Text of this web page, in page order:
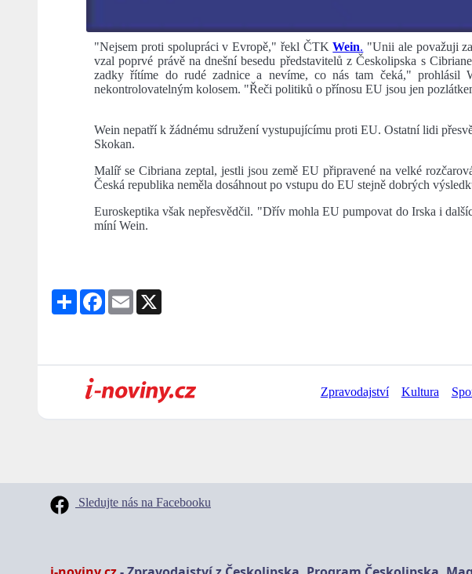
"Nejsem proti spolupráci v Evropě," řekl ČTKWein. "Unii ale považuji
vzal poprvé právě na dnešní besedu představitelů z Českolipska s
zadky řítíme do rudé zadnice a nevíme, co nás tam čeká,"
nekontrolovatelným kolosem. "Řeči politiků o přínosu EU jsou jen
Wein nepatří k žádnému sdružení vystupujícímu proti EU. Ostatní lidi
Skokan.
Malíř se Cibriana zeptal, jestli jsou země EU připravené na velké
Česká republika neměla dosáhnout po vstupu do EU stejně dobrých
Euroskeptika však nepřesvědčil. "Dřív mohla EU pumpovat do Irska i
míní Wein.
Share Facebook
Email
Zpravodajství Kultura
Sledujte nás na Facebooku